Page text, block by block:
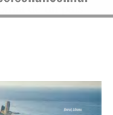
de un país